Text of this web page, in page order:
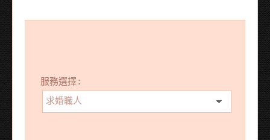
服務選擇: